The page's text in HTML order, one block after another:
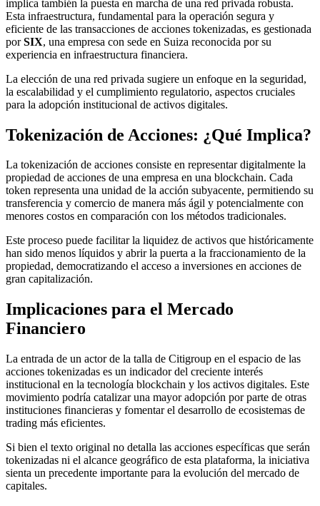
implica también la puesta en marcha de una red privada robusta.
Esta infraestructura, fundamental para la operación segura y
eficiente de las transacciones de acciones tokenizadas, es gestionada
porSIX, una empresa con sede en Suiza reconocida por su
experiencia en infraestructura financiera.
La elección de una red privada sugiere un enfoque en la seguridad,
la escalabilidad y el cumplimiento regulatorio, aspectos cruciales
para la adopción institucional de activos digitales.
Tokenización de Acciones: ¿Qué Implica?
La tokenización de acciones consiste en representar digitalmente la
propiedad de acciones de una empresa en una blockchain. Cada
token representa una unidad de la acción subyacente, permitiendo su
transferencia y comercio de manera más ágil y potencialmente con
menores costos en comparación con los métodos tradicionales.
Este proceso puede facilitar la liquidez de activos que históricamente
han sido menos líquidos y abrir la puerta a la fraccionamiento de la
propiedad, democratizando el acceso a inversiones en acciones de
gran capitalización.
Implicaciones para el Mercado
Financiero
La entrada de un actor de la talla de Citigroup en el espacio de las
acciones tokenizadas es un indicador del creciente interés
institucional en la tecnología blockchain y los activos digitales. Este
movimiento podría catalizar una mayor adopción por parte de otras
instituciones financieras y fomentar el desarrollo de ecosistemas de
trading más eficientes.
Si bien el texto original no detalla las acciones específicas que serán
tokenizadas ni el alcance geográfico de esta plataforma, la iniciativa
sienta un precedente importante para la evolución del mercado de
capitales.